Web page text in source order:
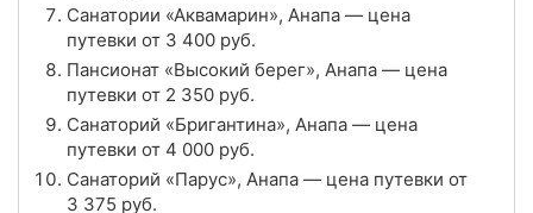
Цена в сутки 3 400
Рейтинг 4.6
Отзывы 7 отзывов
Санатории «Аквамарин», Анапа — цена
путевки от 3 400 руб.
Пансионат «Высокий берег», Анапа — цена
путевки от 2 350 руб.
Санаторий «Бригантина», Анапа — цена
путевки от 4 000 руб.
Санаторий «Парус», Анапа — цена путевки от
3 375 руб.